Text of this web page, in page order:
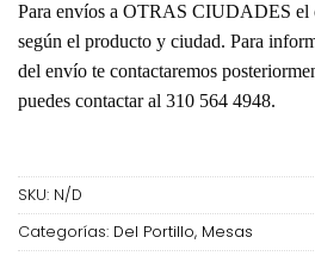
Para envíos a OTRAS CIUDADES el
según el producto y ciudad. Para
del envío te contactaremos
puedes contactar al 310 564 4948.
SKU: N/D
Categorías: Del Portillo, Mesas